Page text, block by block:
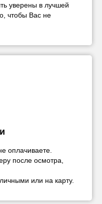
уверены в лучшей
чтобы Вас не
оплачиваете.
после осмотра,
или на карту.